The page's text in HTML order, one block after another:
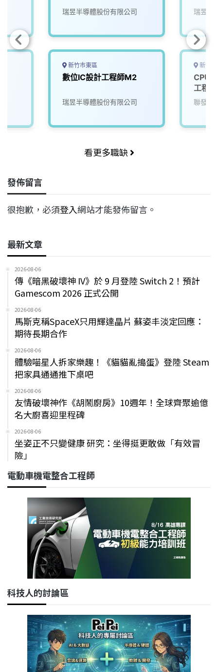
瑞昱半導體股份有限公司
新竹市東區
數位IC設計工程師M2
瑞昱半導體股份有限公司
瑞昱半
新竹
CPU
工程師
聯發科
看更多職缺
發佈留言
很抱歉，必須登入網站才能發佈留言。
最新文章
2026-08-06
傳《暗黑破壞神 IV》於 9 月登陸 Switch 2！預計
Gamescom 2026 正式公開
2026-08-06
馬斯克稱SpaceX只用輝達晶片 蘇姿丰淡定回應：
期待長期合作
2026-08-06
體驗喵星人拆家樂趣！《貓貓亂搗蛋》登陸 Steam
把家具通通推下桌吧
2026-08-06
友情破壞神作《胡鬧廚房》10週年！全球齊聚逾億
名大廚喜迎里程碑
2026-08-06
坐姿正不只變健康 研究：坐得挺更敢做「有效冒
險」
電動車機電整合工程師
科技人的討論區